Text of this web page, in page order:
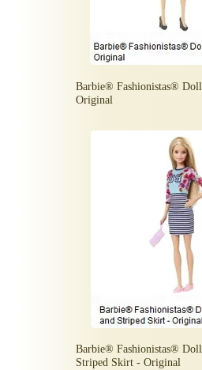
Barbie® Fashionistas®
Original
Barbie® Fashionistas®
Striped Skirt - Original